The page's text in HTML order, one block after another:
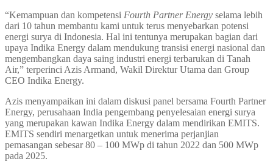
“Kemampuan dan kompetensi Fourth Partner Energy selama lebih
dari 10 tahun membantu kami untuk terus menyebarkan potensi
energi surya di Indonesia. Hal ini tentunya merupakan bagian dari
upaya Indika Energy dalam mendukung transisi energi nasional dan
mengembangkan daya saing industri energi terbarukan di Tanah
Air,” terperinci Azis Armand, Wakil Direktur Utama dan Group
CEO Indika Energy.
Azis menyampaikan ini dalam diskusi panel bersama Fourth Partner
Energy, perusahaan India pengembang penyelesaian energi surya
yang merupakan kawan Indika Energy dalam mendirikan EMITS.
EMITS sendiri menargetkan untuk menerima perjanjian
pemasangan sebesar 80 – 100 MWp di tahun 2022 dan 500 MWp
pada 2025.